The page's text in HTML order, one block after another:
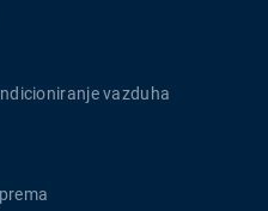
vazduha